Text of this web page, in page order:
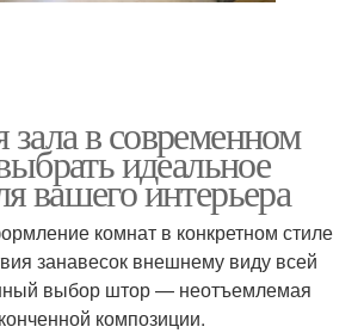
в современном
идеальное
вашего интерьера
комнат в конкретном стиле
занавесок внешнему виду всей
выбор штор — неотъемлемая
композиции.